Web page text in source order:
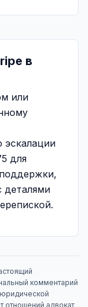
в
или
эскалации
для
деталями
комментарий
отношений адвокат